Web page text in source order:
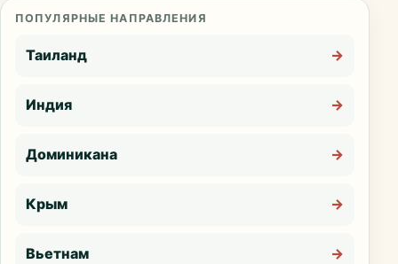
ПОПУЛЯРНЫЕ НАПРАВЛЕНИЯ
Таиланд →
Индия →
Доминикана →
Крым →
Вьетнам →